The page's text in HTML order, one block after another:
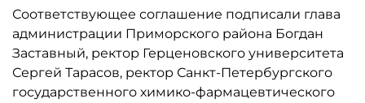
Соответствующее соглашение подписали глава
администрации Приморского района Богдан
Заставный, ректор Герценовского университета
Сергей Тарасов, ректор Санкт-Петербургского
государственного химико-фармацевтического